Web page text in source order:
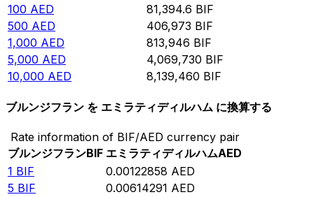
100 AED 81,394.6 BIF
500 AED 406,973 BIF
1,000 AED 813,946 BIF
5,000 AED 4,069,730 BIF
10,000 AED 8,139,460 BIF
ブルンジフラン を エミラティディルハム に換算する
Rate information of BIF/AED currency pair
ブルンジフランBIF エミラティディルハムAED
1 BIF 0.00122858 AED
5 BIF 0.00614291 AED